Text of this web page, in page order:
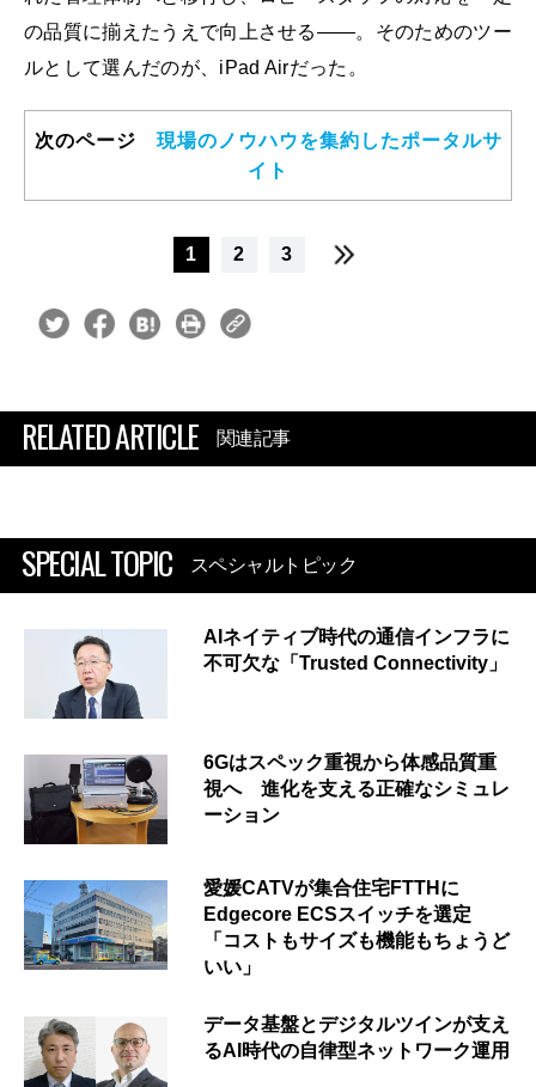
の品質に揃えたうえで向上させる――。そのためのツー
ルとして選んだのが、iPad Airだった。
次のページ 現場のノウハウを集約したポータルサ
イト
1 2 3
RELATED ARTICLE 関連記事
SPECIAL TOPIC スペシャルトピック
AIネイティブ時代の通信インフラに
不可欠な「Trusted Connectivity」
6Gはスペック重視から体感品質重
視へ 進化を支える正確なシミュレ
ーション
愛媛CATVが集合住宅FTTHに
Edgecore ECSスイッチを選定
「コストもサイズも機能もちょうど
いい」
データ基盤とデジタルツインが支え
るAI時代の自律型ネットワーク運用